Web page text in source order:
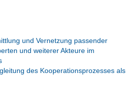
und Vernetzung passender
und weiterer Akteure im
des Kooperationsprozesses als